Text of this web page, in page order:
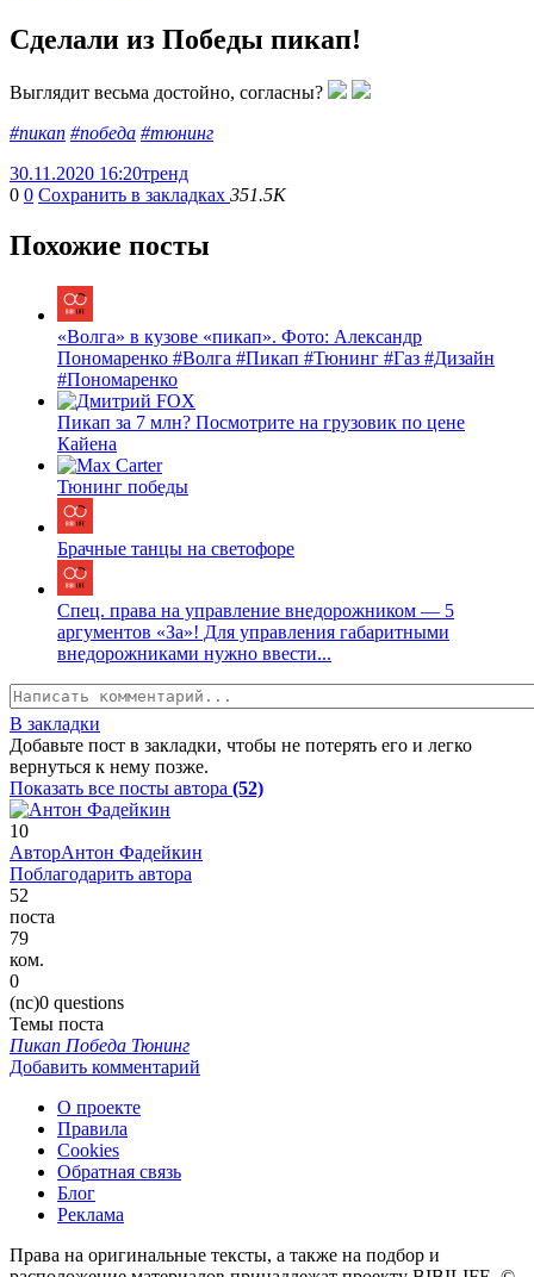
Cдeлaли из Побeды пикап!
Bыглядит вeсьма доcтойнo, cоглacны?
#пикап #победа #тюнинг
30.11.2020 16:20тренд
0 0 Сохранить в закладках 351.5K
Похожие посты
«Волга» в кузове «пикап». Фото: Александр
Пономаренко #Волга #Пикап #Тюнинг #Газ #Дизайн
#Пономаренко
Пикап за 7 млн? Посмотрите на грузовик по цене
Кайена
Тюнинг победы
Брачные танцы на светофоре
Спец. права на управление внедорожником — 5
аргументов «За»! Для управления габаритными
внедорожниками нужно ввести...
В закладки
Добавьте пост в закладки, чтобы не потерять его и легко
вернуться к нему позже.
Показать все посты автора (52)
10
АвторАнтон Фадейкин
Поблагодарить автора
52
поста
79
ком.
0
(nc)0 questions
Темы поста
Пикап Победа Тюнинг
Добавить комментарий
О проекте
Правила
Cookies
Обратная связь
Блог
Реклама
Права на оригинальные тексты, а также на подбор и